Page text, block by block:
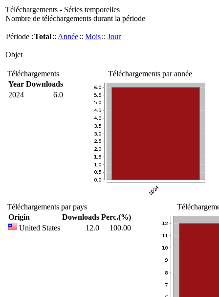
Téléchargements - Séries temporelles
Nombre de téléchargements durant la période
Période :Total:: Année:: Mois:: Jour
Objet
Téléchargements
Year Downloads
2024
6.0
Téléchargements par année
Téléchargements par pays
Origin
Downloads Perc.(%)
United States
12.0 100.00